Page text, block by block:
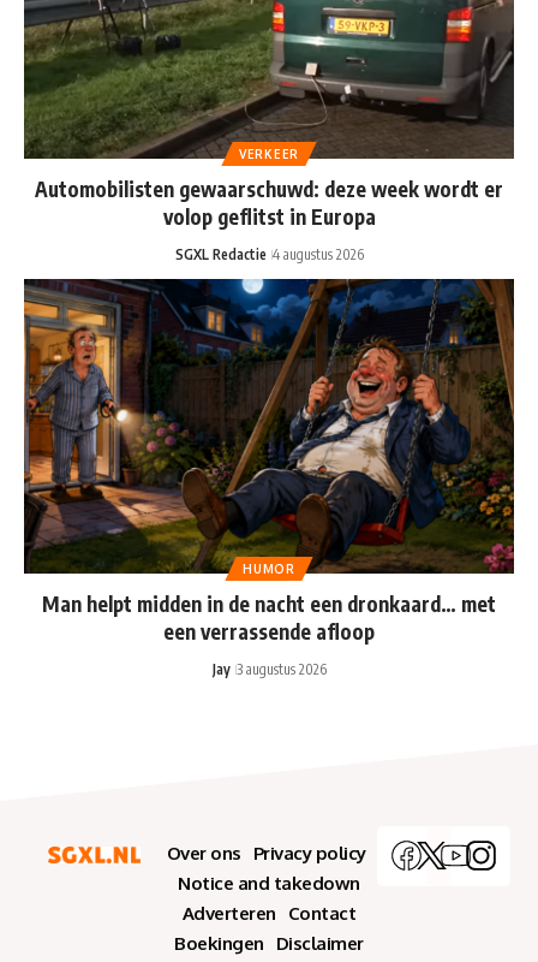
VERKEER
Automobilisten gewaarschuwd: deze week wordt er
volop geflitst in Europa
SGXL Redactie 4 augustus 2026
HUMOR
Man helpt midden in de nacht een dronkaard… met
een verrassende afloop
Jay 3 augustus 2026
Over ons
Privacy policy
Notice and takedown
Adverteren
Contact
Boekingen
Disclaimer